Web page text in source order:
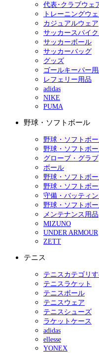
代表･クラブウェ
トレーニングウ
カジュアルウェア
サッカースパイ
サッカーボール
サッカーバッグ
グッズ
ゴールキーパー
レフェリー用品
adidas
NIKE
PUMA
野球・ソフトボール
野球・ソフトボ
野球・ソフトボ
グローブ・グラブ
ボール
野球・ソフトボ
野球・ソフトボ
守備・バッティ
野球・ソフトボ
メンテナンス用品
MIZUNO
UNDER ARMOUR
ZETT
テニス
テニスカテゴリ
テニスラケット
テニスボール
テニスウェア
テニスシューズ
ラケットケース
adidas
ellesse
YONEX